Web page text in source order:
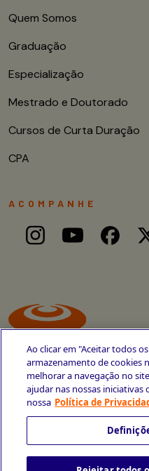
Avenida Cais do Apolo, 77
+55 81 3419-6700
Quem Somos
Graduação
Especialização
Mestrado e Doutorado
Cursos de Curta Duração
CPA
ACOMPANHE
Ao clicar em "Aceitar todos
armazenamento de cookies
melhorar a navegação no
ajudar nas nossas iniciativas
nossa Política de